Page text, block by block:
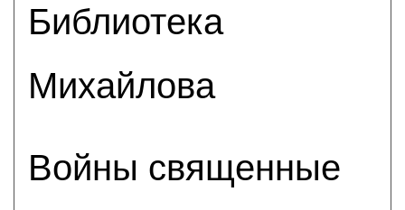
Библиотека
Михайлова
Войны священные